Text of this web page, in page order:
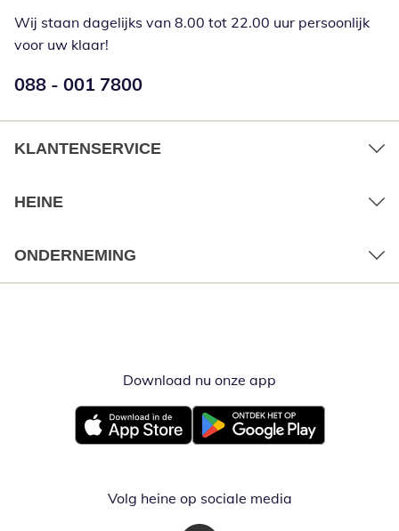
Wij staan dagelijks van 8.00 tot 22.00 uur persoonlijk
voor uw klaar!
Telefoonnummer:
088 - 001 7800
KLANTENSERVICE
HEINE
ONDERNEMING
Download nu onze app
Opent in nieuw vensterOpent in nieuw venster
Volg heine op sociale media